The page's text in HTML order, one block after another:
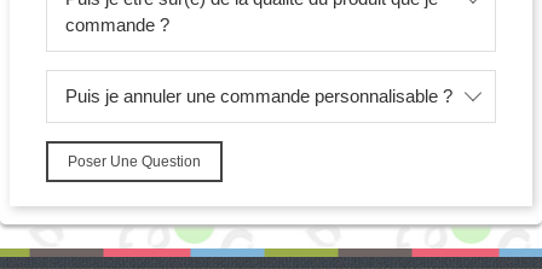
commande ?
Puis je annuler une commande personnalisable ?
Poser Une Question